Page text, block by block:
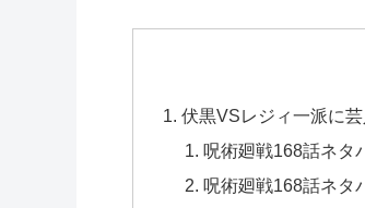
伏黒VSレジィ一派に
呪術廻戦168話ネ
呪術廻戦168話ネ